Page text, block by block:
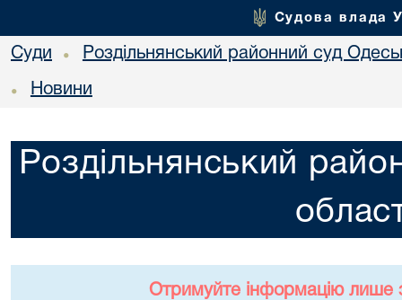
Судова влада
Суди • Роздільнянський районний суд
• Новини
Роздільнянський
Отримуйте інформацію лише